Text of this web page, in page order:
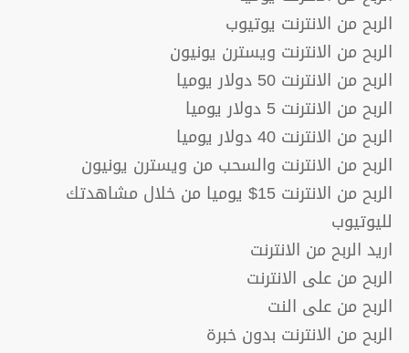
الربح من الانترنت يوتيوب
الربح من الانترنت ويسترن يونيون
الربح من الانترنت 50 دولار يوميا
الربح من الانترنت 5 دولار يوميا
الربح من الانترنت 40 دولار يوميا
الربح من الانترنت والسحب من ويسترن يونيون
الربح من الانترنت 15$ يوميا من خلال مشاهدتك
لليوتيوب
اريد الربح من الانترنت
الربح من على الانترنت
الربح من على النت
الربح من الانترنت بدون خبرة